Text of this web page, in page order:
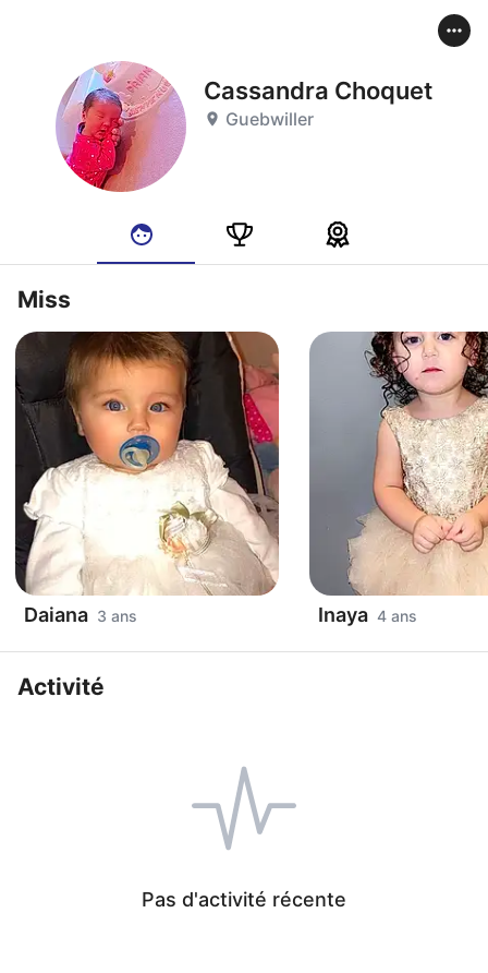
Cassandra Choquet
Guebwiller
Miss
Daiana 3 ans Inaya 4 ans
Activité
Pas d'activité récente